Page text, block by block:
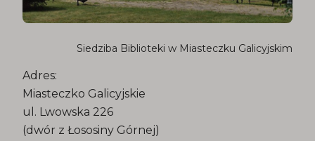
Adres:
Miasteczko Galicyjskie
ul. Lwowska 226
(dwór z Łososiny Górnej)
Siedziba Biblioteki w Miasteczku Galicyjskim